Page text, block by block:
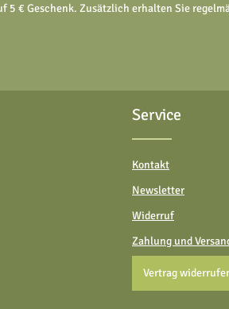
5 € Geschenk. Zusätzlich erhalten Sie
Service
Kontakt
Newsletter
Widerruf
Zahlung und
Vertrag